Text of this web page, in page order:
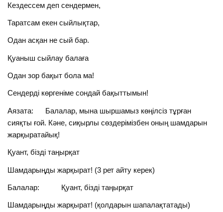
Кездессем деп сендермен,
Таратсам екен сыйлықтар,
Одан асқан не сый бар.
Қуаныш сыйлау балаға
Одан зор бақыт бола ма!
Сендерді көргеніме сондай бақыттымын!
Аязата: Балалар, мына шыршамыз көңілсіз тұрған
сияқты ғой. Кәне, сиқырлы сөздерімізбен оның шамдарын
жарқыратайық!
Қуант, бізді таңырқат
Шамдарыңды жарқырат! (3 рет айту керек)
Балалар: Қуант, бізді таңырқат
Шамдарыңды жарқырат! (қолдарын шапалақтатады)